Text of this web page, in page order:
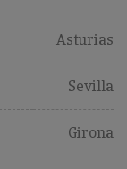
Asturias
Sevilla
Girona